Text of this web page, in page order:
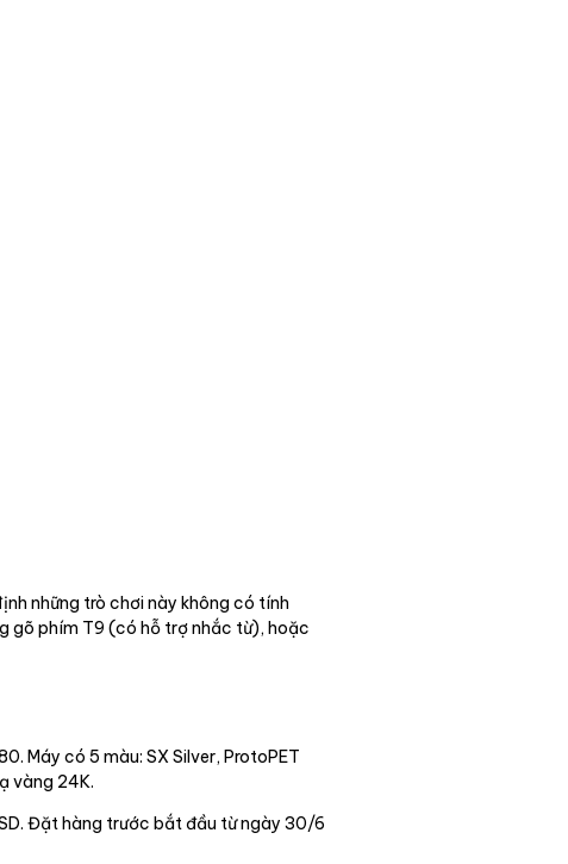
những trò chơi này không có tính
gõ phím T9 (có hỗ trợ nhắc từ), hoặc
Máy có 5 màu: SX Silver, ProtoPET
vàng 24K.
Đặt hàng trước bắt đầu từ ngày 30/6